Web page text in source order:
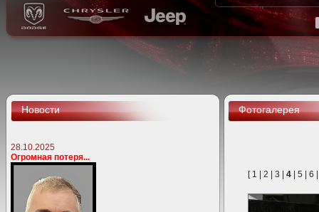
Новости
28.10.2025
Огромная потеря...
Фотогалерея
[ 1 2 3 4 5 6